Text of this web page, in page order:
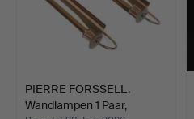
PIERRE FORSSELL.
Wandlampen 1 Paar,